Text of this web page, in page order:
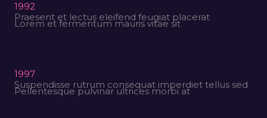
1992
Praesent et lectus eleifend feugiat placerat
Lorem et fermentum mauris vitae sit
1997
Suspendisse rutrum consequat imperdiet tellus sed
Pellentesque pulvinar ultrices morbi at